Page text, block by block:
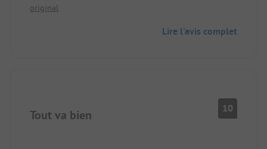
original
Lire l'avis complet
Tout va bien 10